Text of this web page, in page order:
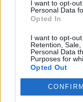
I want to opt-
Personal Data
Opted In
I want to opt-
Retention,
Personal Data
Purposes for
Opted Out
CONFIRM
Link